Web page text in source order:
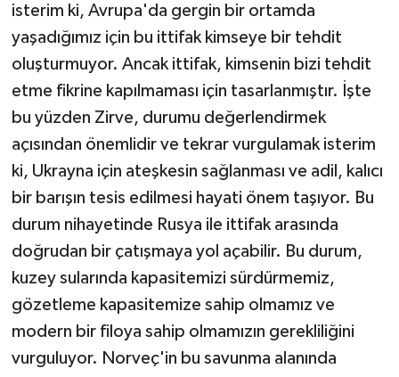
isterim ki, Avrupa'da gergin bir ortamda
yaşadığımız için bu ittifak kimseye bir tehdit
oluşturmuyor. Ancak ittifak, kimsenin bizi tehdit
etme fikrine kapılmaması için tasarlanmıştır. İşte
bu yüzden Zirve, durumu değerlendirmek
açısından önemlidir ve tekrar vurgulamak isterim
ki, Ukrayna için ateşkesin sağlanması ve adil, kalıcı
bir barışın tesis edilmesi hayati önem taşıyor. Bu
durum nihayetinde Rusya ile ittifak arasında
doğrudan bir çatışmaya yol açabilir. Bu durum,
kuzey sularında kapasitemizi sürdürmemiz,
gözetleme kapasitemize sahip olmamız ve
modern bir filoya sahip olmamızın gerekliliğini
vurguluyor. Norveç'in bu savunma alanında